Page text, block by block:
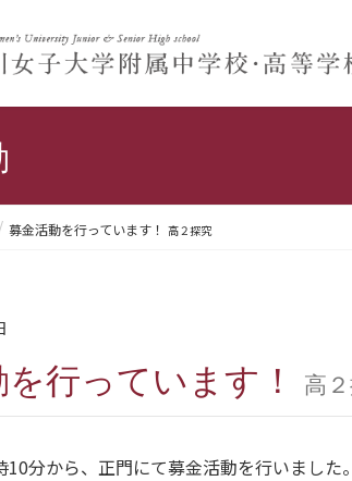
募金活動を行っています！ 高２探究
を行っています！ 高
分から、正門にて募金活動を行いました。